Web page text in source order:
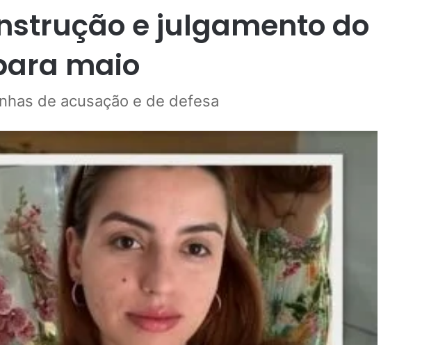
e julgamento do
maio
de acusação e de defesa